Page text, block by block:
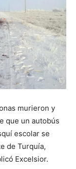
murieron y
que un autobús
escolar se
de Turquía,
Excelsior.